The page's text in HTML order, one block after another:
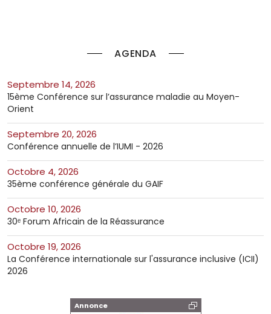
AGENDA
septembre 14, 2026
15ème Conférence sur l’assurance maladie au Moyen-
Orient
septembre 20, 2026
Conférence annuelle de l’IUMI - 2026
octobre 4, 2026
35ème conférence générale du GAIF
octobre 10, 2026
30ᵉ Forum Africain de la Réassurance
octobre 19, 2026
La Conférence internationale sur l'assurance inclusive (ICII)
2026
Annonce